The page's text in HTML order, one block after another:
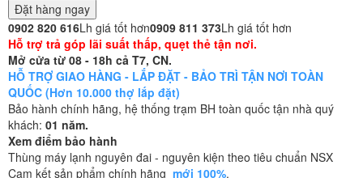
Đặt hàng ngay
0902 820 616Lh giá tốt hơn0909 811 373Lh giá tốt hơn
Hỗ trợ trả góp lãi suất thấp, quẹt thẻ tận nơi.
Mở cửa từ 08 - 18h cả T7, CN.
HỖ TRỢ GIAO HÀNG - LẮP ĐẶT - BẢO TRÌ TẬN NƠI TOÀN
QUỐC (Hơn 10.000 thợ lắp đặt)
Bảo hành chính hãng, hệ thống trạm BH toàn quốc tận nhà quý
khách: 01 năm.
Xem điểm bảo hành
Thùng máy lạnh nguyên đai - nguyên kiện theo tiêu chuẩn NSX
Cam kết sản phẩm chính hãng mới 100%.